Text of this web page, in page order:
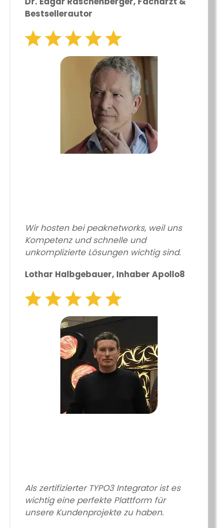
Bestsellerautor
Wir hosten bei peaknetworks, weil uns
Kompetenz und schnelle und
unkomplizierte Lösungen wichtig sind.
Lothar Halbgebauer, Inhaber Apollo8
Als zertifizierter TYPO3 Integrator ist es
wichtig eine perfekte Plattform für
unsere Kundenprojekte zu haben.